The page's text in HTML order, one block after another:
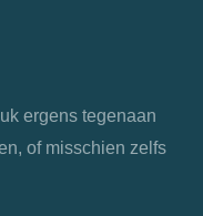
ergens tegenaan
of misschien zelfs